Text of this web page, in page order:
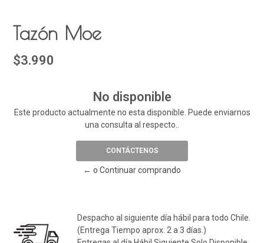
Tazón Moe
$3.990
No disponible
Este producto actualmente no esta disponible. Puede enviarnos
una consulta al respecto..
CONTÁCTENOS
← o Continuar comprando
Despacho al siguiente día hábil para todo Chile.
(Entrega Tiempo aprox. 2 a 3 días.)